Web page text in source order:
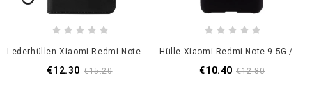
Lederhüllen Xiaomi Redmi Note 9 5G / Note 9T 5G Schwarz Auffälliges Kunstleder
€12.30 €15.20
Hülle Xiaomi Redmi Note 9 5G / Note 9T 5G Schwarz Handyhülle Ultrafein Glänzend
€10.40 €12.80